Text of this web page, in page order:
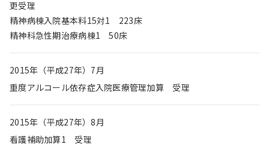
更受理
精神病棟入院基本料15対1 223床
精神科急性期治療病棟1 50床
2015年（平成27年）7月
重度アルコール依存症入院医療管理加算 受理
2015年（平成27年）8月
看護補助加算1 受理